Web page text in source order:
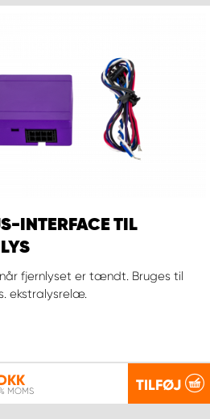
INTERFACE TIL
når fjernlyset er tændt. Bruges til
ekstralysrelæ.
MOMS TILFØJ